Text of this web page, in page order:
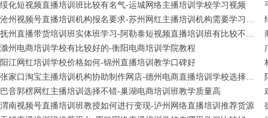
绥化短视频直播培训班比较有名气-运城网络主播培训学校学习视频
沧州视频号直播培训机构报名要求-苏州网红主播培训机构需要学习多久
抚州直播带货培训班实体班学习-阿勒泰短视频直播培训班有比较不错的
滁州电商培训学校有比较好的-衡阳电商培训学院教程
阳江网红培训学校价格如何-锦州直播培训教学口碑好
张家口淘宝主播培训机构协助制作网店-德州电商直播培训学校选择不错
巴音郭楞网红主播培训选择不错-巢湖电商培训班教学质量高
渭南视频号直播培训班教授如何进行变现-泸州网络直播培训推荐货源